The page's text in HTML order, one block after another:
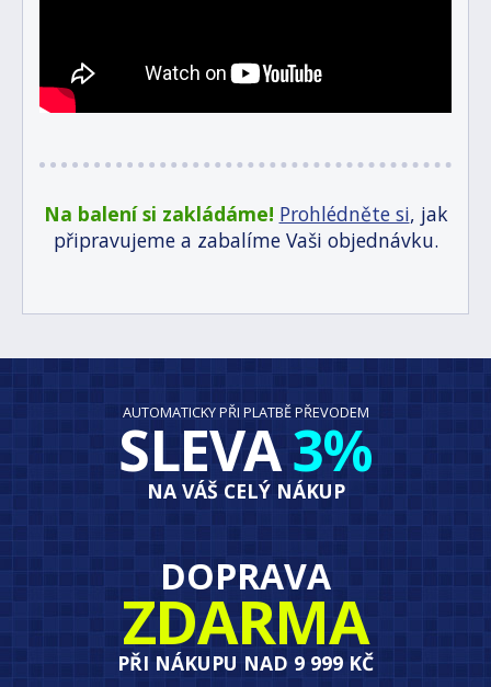
Na balení si zakládáme! Prohlédněte si, jak
připravujeme a zabalíme Vaši objednávku.
AUTOMATICKY PŘI PLATBĚ PŘEVODEM
SLEVA3%
NA VÁŠ CELÝ NÁKUP
DOPRAVA
ZDARMA
PŘI NÁKUPU NAD 9 999 KČ